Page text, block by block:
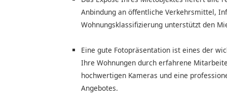
Anbindung an öffentliche Verkehrsmittel,
Wohnungsklassifizierung unterstützt den
Eine gute Fotopräsentation ist eines der
Ihre Wohnungen durch erfahrene
hochwertigen Kameras und eine
Angebotes.